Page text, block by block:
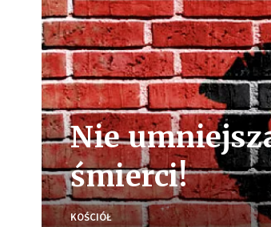
Nie
śmierci!
KOŚCIÓŁ